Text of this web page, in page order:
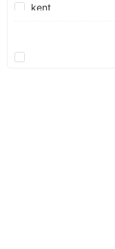
kent